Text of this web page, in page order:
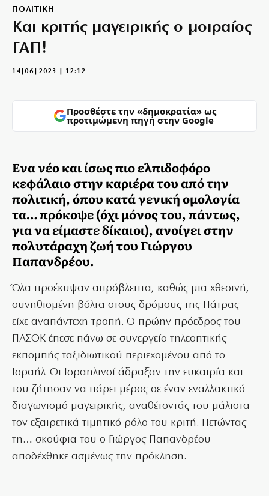
ΠΟΛΙΤΙΚΗ
Και κριτής μαγειρικής ο μοιραίος
ΓΑΠ!
14|06|2023 | 12:12
Προσθέστε την «δημοκρατία» ως
προτιμώμενη πηγή στην Google
Ενα νέο και ίσως πιο ελπιδοφόρο
κεφάλαιο στην καριέρα του από την
πολιτική, όπου κατά γενική ομολογία
τα… πρόκοψε (όχι μόνος του, πάντως,
για να είμαστε δίκαιοι), ανοίγει στην
πολυτάραχη ζωή του Γιώργου
Παπανδρέου.
Όλα προέκυψαν απρόβλεπτα, καθώς μια χθεσινή,
συνηθισμένη βόλτα στους δρόμους της Πάτρας
είχε αναπάντεχη τροπή. Ο πρώην πρόεδρος του
ΠΑΣΟΚ έπεσε πάνω σε συνεργείο τηλεοπτικής
εκπομπής ταξιδιωτικού περιεχομένου από το
Ισραήλ. Οι Ισραηλινοί άδραξαν την ευκαιρία και
του ζήτησαν να πάρει μέρος σε έναν εναλλακτικό
διαγωνισμό μαγειρικής, αναθέτοντάς του μάλιστα
τον εξαιρετικά τιμητικό ρόλο του κριτή. Πετώντας
τη… σκούφια του ο Γιώργος Παπανδρέου
αποδέχθηκε ασμένως την πρόκληση.